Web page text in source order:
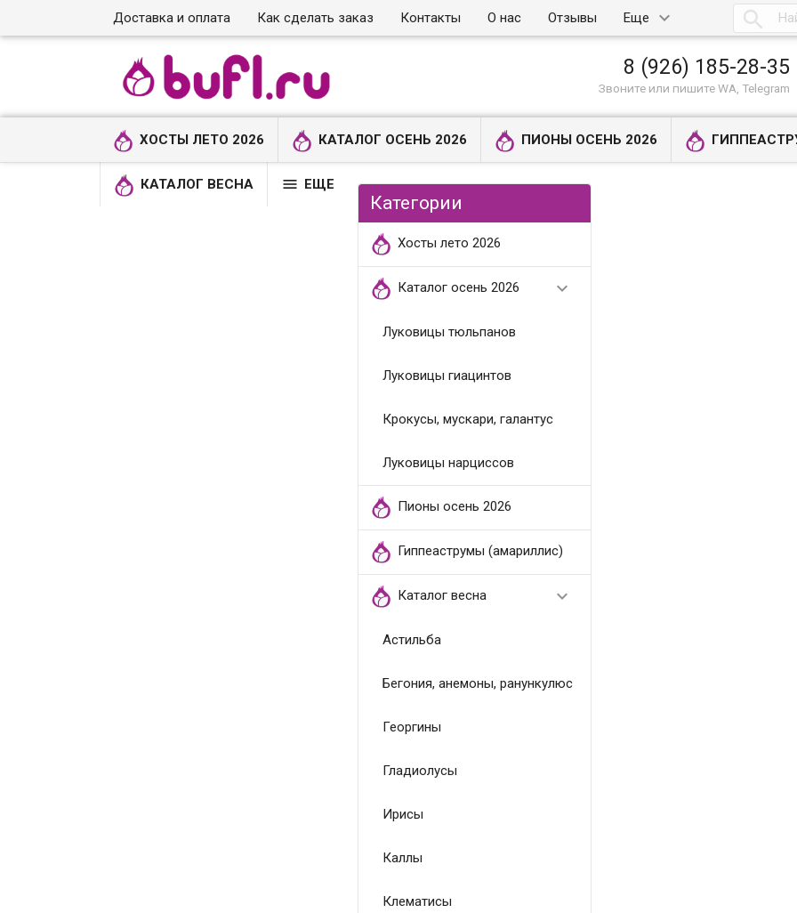
Доставка и оплата Как сделать заказ Контакты О нас Отзывы Еще 
8 (926) 185-28-35
Звоните или пишите WA, Telegram
ХОСТЫ ЛЕТО 2026 КАТАЛОГ ОСЕНЬ 2026 ПИОНЫ ОСЕНЬ 2026
КАТАЛОГ ВЕСНА  ЕЩЕ
Категории
Хосты лето 2026
Каталог осень 2026 
Луковицы тюльпанов
Луковицы гиацинтов
Крокусы, мускари, галантус
Луковицы нарциссов
Пионы осень 2026
Гиппеаструмы (амариллис)
Каталог весна 
Астильба
Бегония, анемоны, ранункулюс
Георгины
Гладиолусы
Ирисы
Каллы
Клематисы